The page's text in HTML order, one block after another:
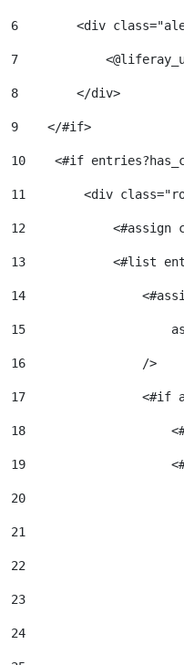
6
<div
7
8
        </div>
9
    </#if>
10
<#if
11
<div
12
<#assign
13
<#list
14
15
16
                />
17
<#if
18
19
20
21
22
23
24